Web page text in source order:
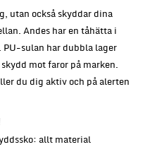
utan också skyddar dina
Andes har en tåhätta i
sulan har dubbla lager
mot faror på marken.
du dig aktiv och på alerten
allt material